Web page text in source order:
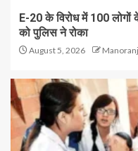
E-20 के विरोध में 100
को पुलिस ने रोका
August 5, 2026